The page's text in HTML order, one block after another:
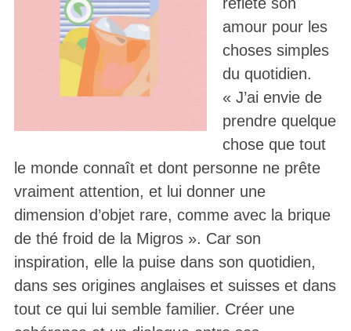
amour pour les
choses simples
du quotidien.
« J’ai envie de
prendre quelque
chose que tout
le monde connaît et dont personne ne prête
vraiment attention, et lui donner une
dimension d’objet rare, comme avec la brique
de thé froid de la Migros ». Car son
inspiration, elle la puise dans son quotidien,
dans ses origines anglaises et suisses et dans
tout ce qui lui semble familier. Créer une